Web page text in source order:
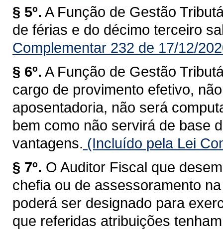
§ 5º. A Função de Gestão
de férias e do décimo terceiro
Complementar 232 de 17/12/
§ 6º. A Função de Gestão
cargo de provimento efetivo,
aposentadoria, não será
bem como não servirá de base
vantagens. (Incluído pela Lei
§ 7º. O Auditor Fiscal que
chefia ou de assessoramento
poderá ser designado para
que referidas atribuições